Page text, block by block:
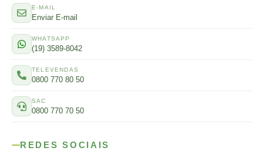
E-MAIL
Enviar E-mail
WHATSAPP
(19) 3589-8042
TELEVENDAS
0800 770 80 50
SAC
0800 770 70 50
REDES SOCIAIS